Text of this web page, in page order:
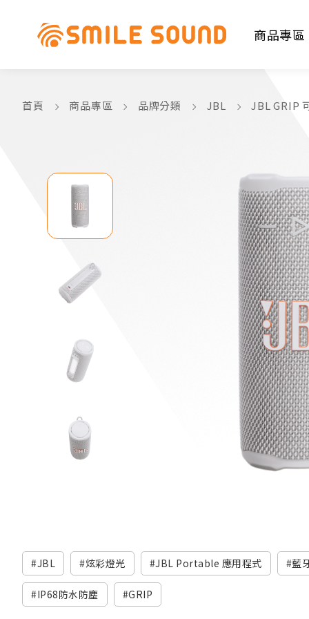
請選擇商品分類
商品專區
首頁 商品專區 品牌分類 JBL JBL GRIP
JBL 炫彩燈光 JBL Portable 應用程式 藍
IP68防水防塵 GRIP